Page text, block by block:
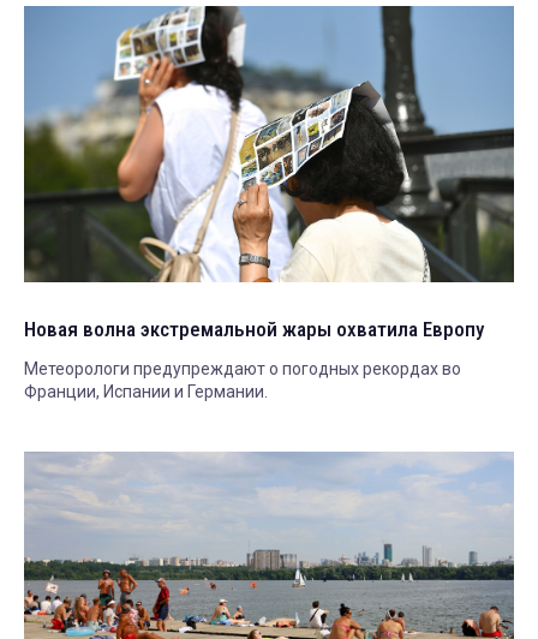
Новая волна экстремальной жары охватила Европу
Метеорологи предупреждают о погодных рекордах во
Франции, Испании и Германии.